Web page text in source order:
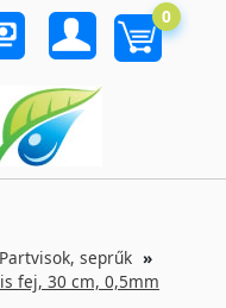
0
Partvisok, seprűk
fej, 30 cm, 0,5mm